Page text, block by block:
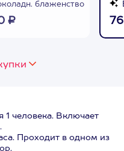
блаженство
₽
человека. Включает
Проходит в одном из